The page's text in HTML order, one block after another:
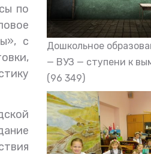
по
с
Дошкольное
— ВУЗ — ступени к
(96 349)